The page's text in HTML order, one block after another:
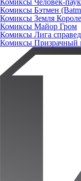
Комиксы Человек-
Комиксы Бэтмен
Комиксы Земля
Комиксы Майор Гром
Комиксы Лига
Комиксы Призрачный